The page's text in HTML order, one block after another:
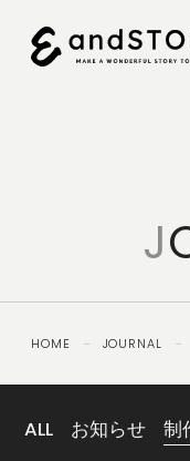
PLANNING
CREATIVE
ABOUT
US
J
HOME － JOURNAL －
ALL お知らせ 制